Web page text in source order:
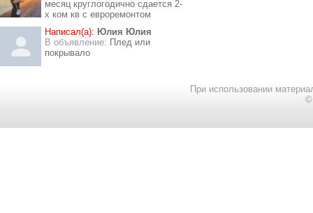
месяц круглогодично сдается 2-
х ком кв с евроремонтом
Написал(а): Юлия Юлия
В объявление: Плед или
покрывало
При использовании